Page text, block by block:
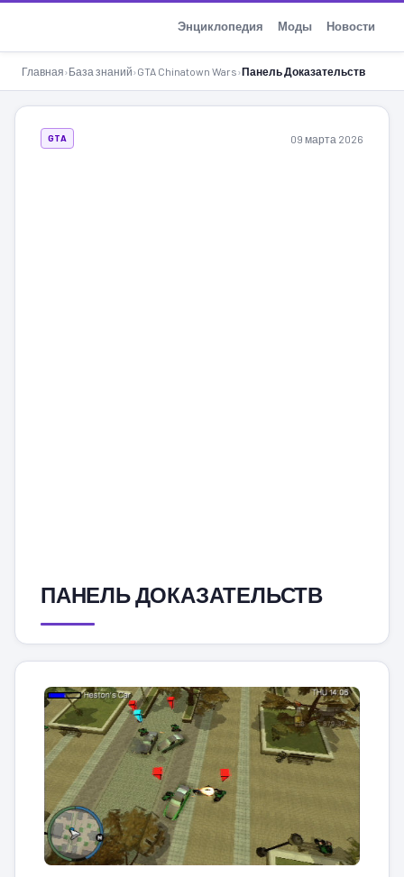
Энциклопедия Моды Новости
Главная›База знаний›GTA Chinatown Wars›Панель Доказательств
GTA 09 марта 2026
ПАНЕЛЬ ДОКАЗАТЕЛЬСТВ